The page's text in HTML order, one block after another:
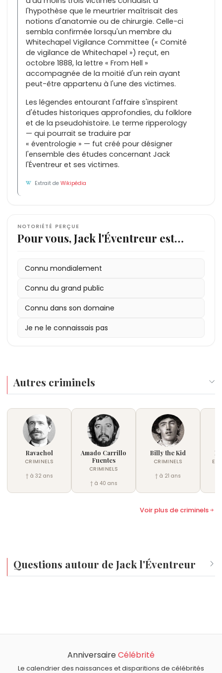
l'hypothèse que le meurtrier maîtrisait des
notions d'anatomie ou de chirurgie. Celle-ci
sembla confirmée lorsqu'un membre du
Whitechapel Vigilance Committee (« Comité
de vigilance de Whitechapel ») reçut, en
octobre 1888, la lettre « From Hell »
accompagnée de la moitié d'un rein ayant
peut-être appartenu à l'une des victimes.
Les légendes entourant l'affaire s'inspirent
d'études historiques approfondies, du folklore
et de la pseudohistoire. Le terme ripperology
— qui pourrait se traduire par
« éventrologie » — fut créé pour désigner
l'ensemble des études concernant Jack
l'Éventreur et ses victimes.
Extrait deWikipédia
NOTORIÉTÉ PERÇUE
Pour vous, Jack l'Éventreur est…
Connu mondialement
Connu du grand public
Connu dans son domaine
Je ne le connaissais pas
Autres criminels
Ravachol
CRIMINELS
† à 32 ans
Amado Carrillo
Fuentes
CRIMINELS
† à 40 ans
Billy the Kid
CRIMINELS
† à 21 ans
Voir plus de criminels
Questions autour de Jack l'Éventreur
AnniversaireCélébrité
Le calendrier des naissances et disparitions de célébrités